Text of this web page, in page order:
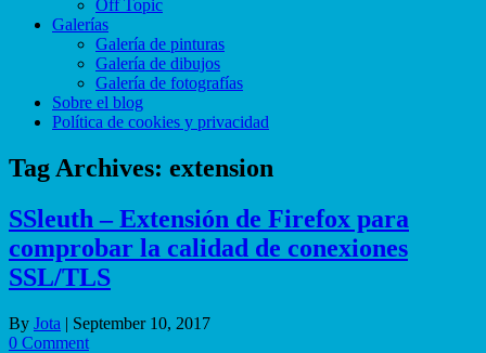
Off Topic
Galerías
Galería de pinturas
Galería de dibujos
Galería de fotografías
Sobre el blog
Política de cookies y privacidad
Tag Archives: extension
SSleuth – Extensión de Firefox para
comprobar la calidad de conexiones
SSL/TLS
By Jota | September 10, 2017
0 Comment